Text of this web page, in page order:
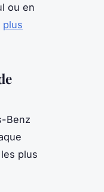
ou en
plus
Benz
plus